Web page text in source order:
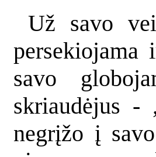
Už savo
persekiojama
savo
skriaudėjus
negrįžo į